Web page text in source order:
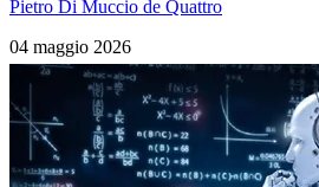
Pietro Di Muccio de Quattro
04 maggio 2026